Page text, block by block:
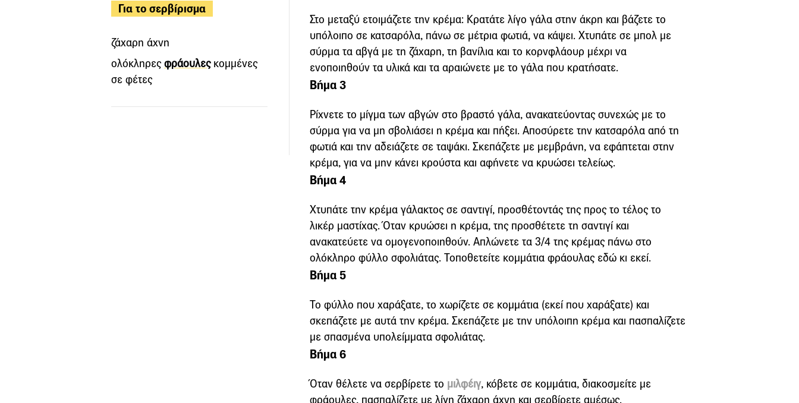
Για το σερβίρισμα
ζάχαρη άχνη
ολόκληρες φράουλεςκομμένες
σε φέτες
Στο μεταξύ ετοιμάζετε την κρέμα: Κρατάτε λίγο γάλα στην άκρη και βάζετε το
υπόλοιπο σε κατσαρόλα, πάνω σε μέτρια φωτιά, να κάψει. Χτυπάτε σε μπολ με
σύρμα τα αβγά με τη ζάχαρη, τη βανίλια και το κορνφλάουρ μέχρι να
ενοποιηθούν τα υλικά και τα αραιώνετε με το γάλα που κρατήσατε.
Βήμα 3
Ρίχνετε το μίγμα των αβγών στο βραστό γάλα, ανακατεύοντας συνεχώς με το
σύρμα για να μη σβολιάσει η κρέμα και πήξει. Αποσύρετε την κατσαρόλα από τη
φωτιά και την αδειάζετε σε ταψάκι. Σκεπάζετε με μεμβράνη, να εφάπτεται στην
κρέμα, για να μην κάνει κρούστα και αφήνετε να κρυώσει τελείως.
Βήμα 4
Χτυπάτε την κρέμα γάλακτος σε σαντιγί, προσθέτοντάς της προς το τέλος το
λικέρ μαστίχας. Όταν κρυώσει η κρέμα, της προσθέτετε τη σαντιγί και
ανακατεύετε να ομογενοποιηθούν. Απλώνετε τα 3/4 της κρέμας πάνω στο
ολόκληρο φύλλο σφολιάτας. Τοποθετείτε κομμάτια φράουλας εδώ κι εκεί.
Βήμα 5
Το φύλλο που χαράξατε, το χωρίζετε σε κομμάτια (εκεί που χαράξατε) και
σκεπάζετε με αυτά την κρέμα. Σκεπάζετε με την υπόλοιπη κρέμα και πασπαλίζετε
με σπασμένα υπολείμματα σφολιάτας.
Βήμα 6
Όταν θέλετε να σερβίρετε το μιλφέιγ, κόβετε σε κομμάτια, διακοσμείτε με
φράουλες, πασπαλίζετε με λίγη ζάχαρη άχνη και σερβίρετε αμέσως.